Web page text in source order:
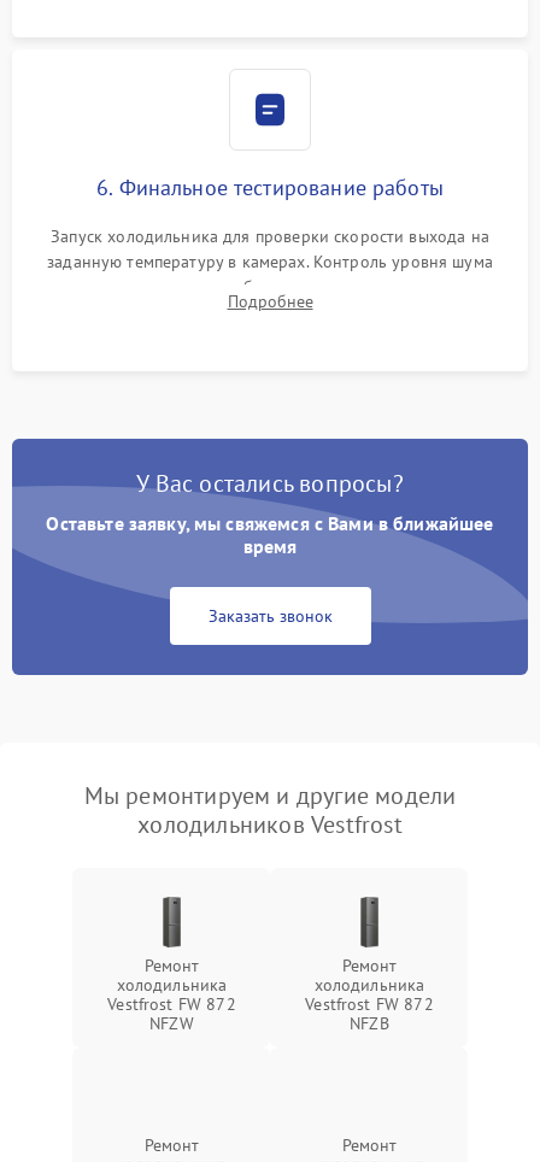
6. Финальное тестирование работы
Запуск холодильника для проверки скорости выхода на
заданную температуру в камерах. Контроль уровня шума
компрессора, отсутствия обмерзания стенок и корректного
срабатывания системы автоматической оттайки.
Подробнее
У Вас остались вопросы?
Оставьте заявку, мы свяжемся с Вами в ближайшее
время
Заказать звонок
Мы ремонтируем и другие модели
холодильников Vestfrost
Ремонт
холодильника
Vestfrost FW 872
NFZW
Ремонт
холодильника
Vestfrost FW 872
NFZВ
Ремонт
Ремонт